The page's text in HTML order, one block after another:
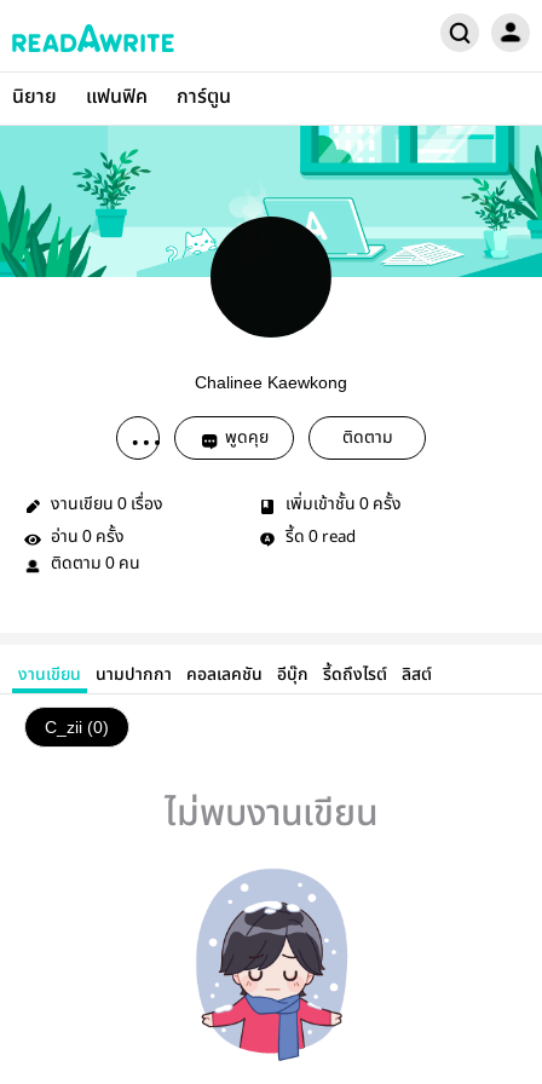
นิยาย แฟนฟิค การ์ตูน
Chalinee Kaewkong
พูดคุย ติดตาม
งานเขียน 0 เรื่อง เพิ่มเข้าชั้น 0 ครั้ง
อ่าน 0 ครั้ง รี้ด 0 read
ติดตาม 0 คน
งานเขียน นามปากกา คอลเลคชัน อีบุ๊ก รี้ดถึงไรต์ ลิสต์
C_zii (0)
ไม่พบงานเขียน